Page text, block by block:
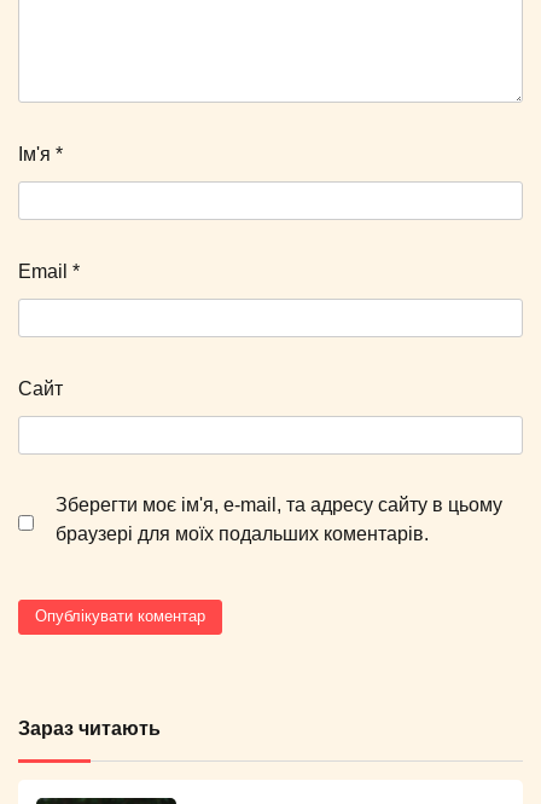
Ім'я *
Email *
Сайт
Зберегти моє ім'я, e-mail, та адресу сайту в цьому
браузері для моїх подальших коментарів.
Зараз читають